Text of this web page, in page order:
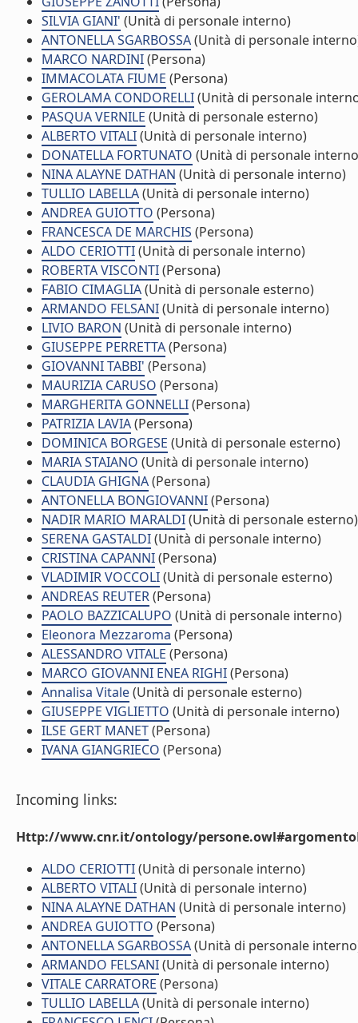
SILVIA GIANI' (Unità di personale interno)
ANTONELLA SGARBOSSA(Unità di personale
MARCO NARDINI(Persona)
IMMACOLATA FIUME (Persona)
GEROLAMA CONDORELLI(Unità di personale
PASQUA VERNILE (Unità di personale esterno)
ALBERTO VITALI(Unità di personale interno)
DONATELLA FORTUNATO (Unità di personale
NINA ALAYNE DATHAN (Unità di personale interno)
TULLIO LABELLA(Unità di personale interno)
ANDREA GUIOTTO (Persona)
FRANCESCA DE MARCHIS (Persona)
ALDO CERIOTTI(Unità di personale interno)
ROBERTA VISCONTI(Persona)
FABIO CIMAGLIA(Unità di personale esterno)
ARMANDO FELSANI(Unità di personale interno)
LIVIO BARON (Unità di personale interno)
GIUSEPPE PERRETTA(Persona)
GIOVANNI TABBI' (Persona)
MAURIZIA CARUSO (Persona)
MARGHERITA GONNELLI(Persona)
PATRIZIA LAVIA(Persona)
DOMINICA BORGESE (Unità di personale esterno)
MARIA STAIANO (Unità di personale interno)
CLAUDIA GHIGNA(Persona)
ANTONELLA BONGIOVANNI(Persona)
NADIR MARIO MARALDI(Unità di personale esterno)
SERENA GASTALDI(Unità di personale interno)
CRISTINA CAPANNI(Persona)
VLADIMIR VOCCOLI(Unità di personale esterno)
ANDREAS REUTER(Persona)
PAOLO BAZZICALUPO (Unità di personale interno)
Eleonora Mezzaroma (Persona)
ALESSANDRO VITALE (Persona)
MARCO GIOVANNI ENEA RIGHI(Persona)
Annalisa Vitale(Unità di personale esterno)
GIUSEPPE VIGLIETTO (Unità di personale interno)
ILSE GERT MANET(Persona)
IVANA GIANGRIECO (Persona)
Incoming links:
Http://www.cnr.it/ontology/
ALDO CERIOTTI(Unità di personale interno)
ALBERTO VITALI(Unità di personale interno)
NINA ALAYNE DATHAN (Unità di personale interno)
ANDREA GUIOTTO (Persona)
ANTONELLA SGARBOSSA(Unità di personale
ARMANDO FELSANI(Unità di personale interno)
VITALE CARRATORE (Persona)
TULLIO LABELLA(Unità di personale interno)